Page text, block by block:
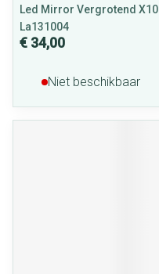
Led Mirror Vergrotend X10
La131004
€ 34,00
Niet beschikbaar